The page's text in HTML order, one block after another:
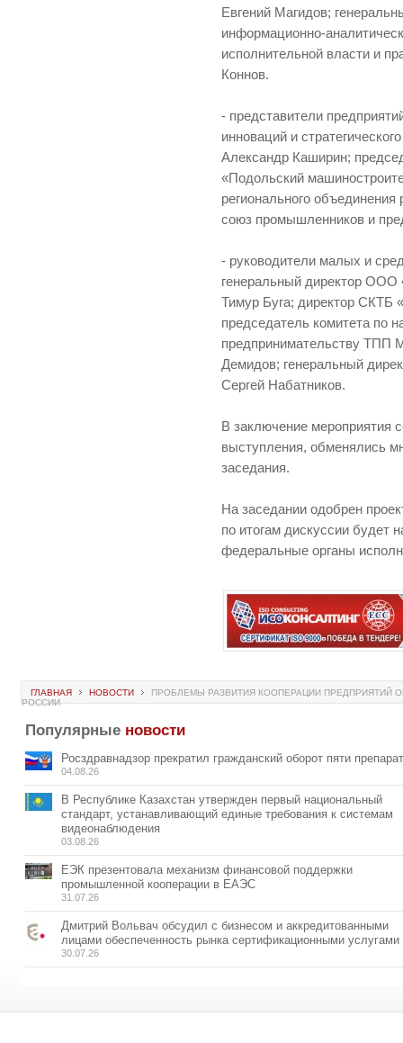
Евгений Магидов;
информационно-
исполнительной власти и
Коннов.
- представители
инноваций и
Александр Каширин;
«Подольский
регионального
союз промышленников и
- руководители малых и
генеральный директор
Тимур Буга; директор СКТБ
председатель комитета по
предпринимательству ТПП
Демидов; генеральный
Сергей Набатников.
В заключение мероприятия
выступления, обменялись
заседания.
На заседании одобрен
по итогам дискуссии будет
федеральные органы
ГЛАВНАЯ НОВОСТИ
ПРОБЛЕМЫ РАЗВИТИЯ КООПЕРАЦИИ
РОССИИ
Популярные новости
Росздравнадзор прекратил гражданский оборот пяти
04.08.26
В Республике Казахстан утвержден первый национальный
стандарт, устанавливающий единые требования к системам
видеонаблюдения
03.08.26
ЕЭК презентовала механизм финансовой поддержки
промышленной кооперации в ЕАЭС
31.07.26
Дмитрий Вольвач обсудил с бизнесом и аккредитованными
лицами обеспеченность рынка сертификационными услугами
30.07.26